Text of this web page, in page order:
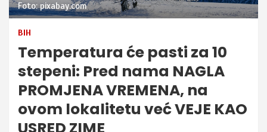
Foto: pixabay.com
BIH
Temperatura će pasti za 10
stepeni: Pred nama NAGLA
PROMJENA VREMENA, na
ovom lokalitetu već VEJE KAO